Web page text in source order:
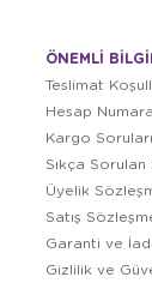
ÖNEMLİ
Teslimat
Hesap
Kargo Soruları
Sıkça
Üyelik
Satış
Garanti ve
Gizlilik ve